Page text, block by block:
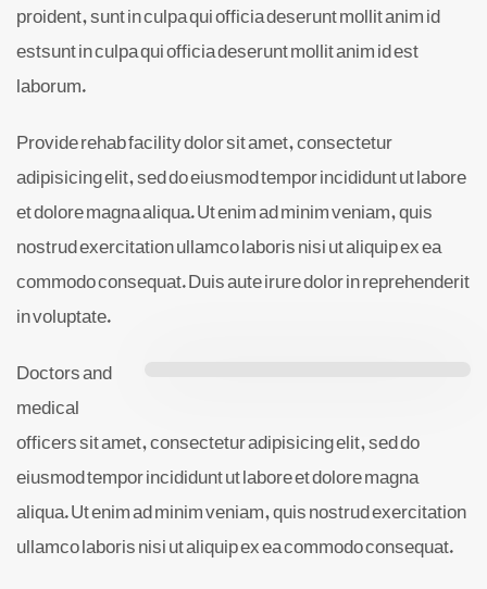
proident, sunt in culpa qui officia deserunt mollit anim id
estsunt in culpa qui officia deserunt mollit anim id est
laborum.
Provide rehab facility dolor sit amet, consectetur
adipisicing elit, sed do eiusmod tempor incididunt ut labore
et dolore magna aliqua. Ut enim ad minim veniam, quis
nostrud exercitation ullamco laboris nisi ut aliquip ex ea
commodo consequat. Duis aute irure dolor in reprehenderit
in voluptate.
Doctors and
medical
officers sit amet, consectetur adipisicing elit, sed do
eiusmod tempor incididunt ut labore et dolore magna
aliqua. Ut enim ad minim veniam, quis nostrud exercitation
ullamco laboris nisi ut aliquip ex ea commodo consequat.